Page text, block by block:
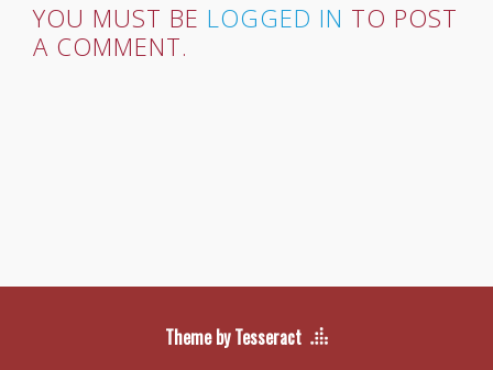
YOU MUST BE LOGGED IN TO POST
A COMMENT.
Theme by Tesseract